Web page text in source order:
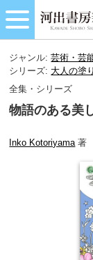
ジャンル:芸術・芸
シリーズ: 大人の塗
全集・シリーズ
物語のある美
Inko Kotoriyama著